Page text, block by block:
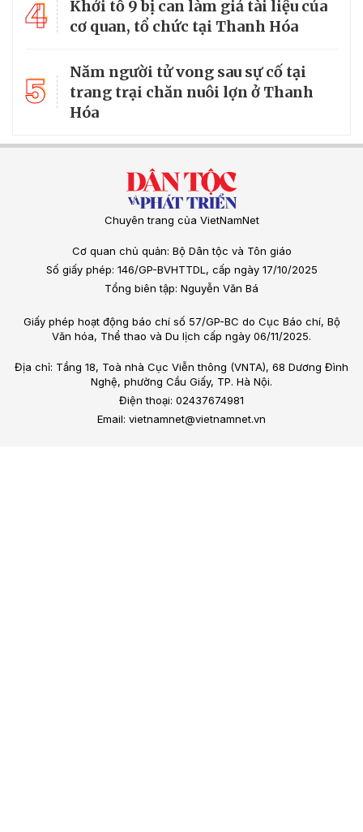
4
Khởi tố 9 bị can làm giả tài liệu của
cơ quan, tổ chức tại Thanh Hóa
5
Năm người tử vong sau sự cố tại
trang trại chăn nuôi lợn ở Thanh
Hóa
Chuyên trang của VietNamNet
Cơ quan chủ quản: Bộ Dân tộc và Tôn giáo
Số giấy phép: 146/GP-BVHTTDL, cấp ngày 17/10/2025
Tổng biên tập: Nguyễn Văn Bá
Giấy phép hoạt động báo chí số 57/GP-BC do Cục Báo chí, Bộ
Văn hóa, Thể thao và Du lịch cấp ngày 06/11/2025.
Địa chỉ: Tầng 18, Toà nhà Cục Viễn thông (VNTA), 68 Dương Đình
Nghệ, phường Cầu Giấy, TP. Hà Nội.
Điện thoại: 02437674981
Email: vietnamnet@vietnamnet.vn